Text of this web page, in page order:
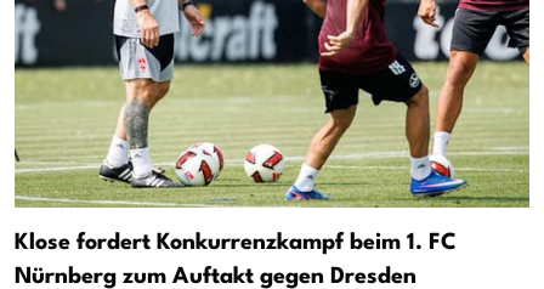
Klose fordert Konkurrenzkampf beim 1. FC
Nürnberg zum Auftakt gegen Dresden